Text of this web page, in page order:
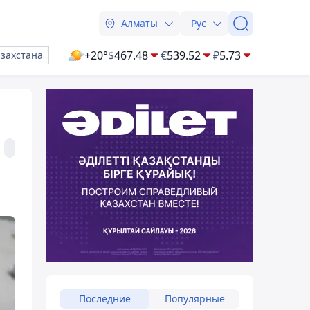
Алматы Рус
+20°$467.48 €539.52 ₽5.73
Последние Популярные